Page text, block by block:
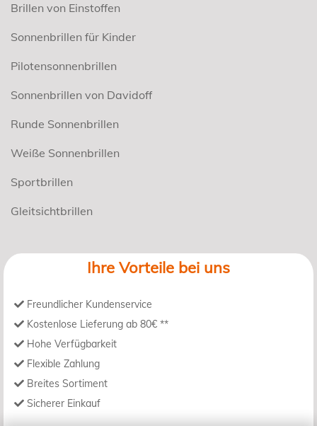
Brillen von Einstoffen
Sonnenbrillen für Kinder
Pilotensonnenbrillen
Sonnenbrillen von Davidoff
Runde Sonnenbrillen
Weiße Sonnenbrillen
Sportbrillen
Gleitsichtbrillen
Ihre Vorteile bei uns
Freundlicher Kundenservice
Kostenlose Lieferung ab 80€ **
Hohe Verfügbarkeit
Flexible Zahlung
Breites Sortiment
Sicherer Einkauf